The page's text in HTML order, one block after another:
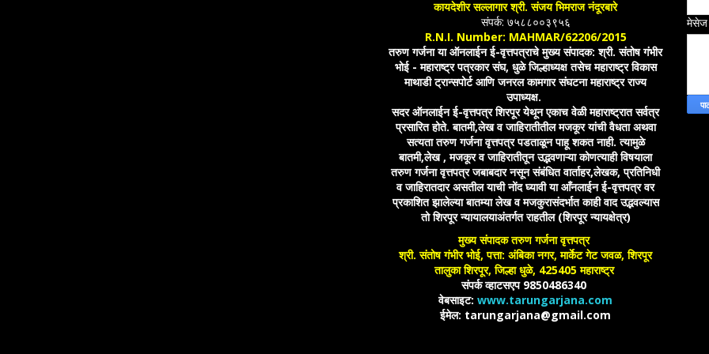
कायदेशीर सल्लागार श्री. संजय भिमराज नंदूरबारे
संपर्क: ७५८८००३९५६
R.N.I. Number: MAHMAR/62206/2015
तरुण गर्जना या ऑनलाईन ई-वृत्तपत्राचे मुख्य संपादक: श्री. संतोष गंभीर
भोई - महाराष्ट्र पत्रकार संघ, धुळे जिल्हाध्यक्ष तसेच महाराष्ट्र विकास
माथाडी ट्रान्सपोर्ट आणि जनरल कामगार संघटना महाराष्ट्र राज्य
उपाध्यक्ष.
सदर ऑनलाईन ई-वृत्तपत्र शिरपूर येथून एकाच वेळी महाराष्ट्रात सर्वत्र
प्रसारित होते. बातमी,लेख व जाहिरातीतील मजकूर यांची वैधता अथवा
सत्यता तरुण गर्जना वृत्तपत्र पडताळून पाहू शकत नाही. त्यामुळे
बातमी,लेख , मजकूर व जाहिरातीतून उद्भवणाऱ्या कोणत्याही विषयाला
तरुण गर्जना वृत्तपत्र जबाबदार नसून संबंधित वार्ताहर,लेखक, प्रतिनिधी
व जाहिरातदार असतील याची नोंद घ्यावी या आँनलाईन ई-वृत्तपत्र वर
प्रकाशित झालेल्या बातम्या लेख व मजकुरासंदर्भात काही वाद उद्भवल्यास
तो शिरपूर न्यायालयाअंतर्गत राहतील (शिरपूर न्यायक्षेत्र)
मुख्य संपादक तरुण गर्जना वृत्तपत्र
श्री. संतोष गंभीर भोई, पत्ता: अंबिका नगर, मार्केट गेट जवळ, शिरपूर
तालुका शिरपूर, जिल्हा धुळे, 425405 महाराष्ट्र
संपर्क व्हाटसएप 9850486340
वेबसाइट: www.tarungarjana.com
ईमेल: tarungarjana@gmail.com